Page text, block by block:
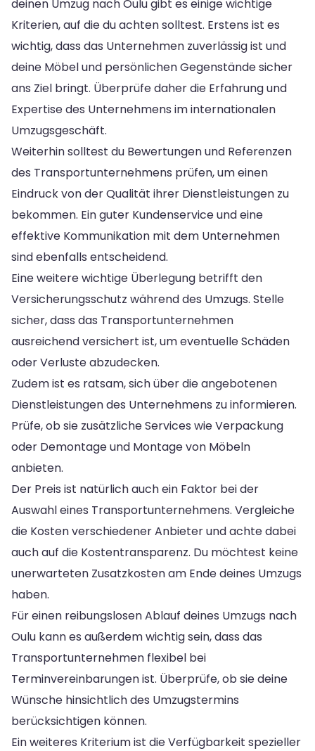
deinen Umzug nach Oulu gibt es einige wichtige
Kriterien, auf die du achten solltest. Erstens ist es
wichtig, dass das Unternehmen zuverlässig ist und
deine Möbel und persönlichen Gegenstände sicher
ans Ziel bringt. Überprüfe daher die Erfahrung und
Expertise des Unternehmens im internationalen
Umzugsgeschäft.
Weiterhin solltest du Bewertungen und Referenzen
des Transportunternehmens prüfen, um einen
Eindruck von der Qualität ihrer Dienstleistungen zu
bekommen. Ein guter Kundenservice und eine
effektive Kommunikation mit dem Unternehmen
sind ebenfalls entscheidend.
Eine weitere wichtige Überlegung betrifft den
Versicherungsschutz während des Umzugs. Stelle
sicher, dass das Transportunternehmen
ausreichend versichert ist, um eventuelle Schäden
oder Verluste abzudecken.
Zudem ist es ratsam, sich über die angebotenen
Dienstleistungen des Unternehmens zu informieren.
Prüfe, ob sie zusätzliche Services wie Verpackung
oder Demontage und Montage von Möbeln
anbieten.
Der Preis ist natürlich auch ein Faktor bei der
Auswahl eines Transportunternehmens. Vergleiche
die Kosten verschiedener Anbieter und achte dabei
auch auf die Kostentransparenz. Du möchtest keine
unerwarteten Zusatzkosten am Ende deines Umzugs
haben.
Für einen reibungslosen Ablauf deines Umzugs nach
Oulu kann es außerdem wichtig sein, dass das
Transportunternehmen flexibel bei
Terminvereinbarungen ist. Überprüfe, ob sie deine
Wünsche hinsichtlich des Umzugstermins
berücksichtigen können.
Ein weiteres Kriterium ist die Verfügbarkeit spezieller